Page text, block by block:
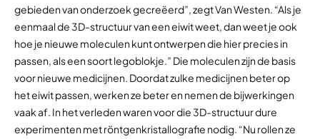
gebieden van onderzoek gecreëerd”, zegt Van Westen. “Als je
eenmaal de 3D-structuur van een eiwit weet, dan weet je ook
hoe je nieuwe moleculen kunt ontwerpen die hier precies in
passen, als een soort legoblokje.” Die moleculen zijn de basis
voor nieuwe medicijnen. Doordat zulke medicijnen beter op
het eiwit passen, werken ze beter en nemen de bijwerkingen
vaak af. In het verleden waren voor die 3D-structuur dure
experimenten met röntgenkristallografie nodig. “Nu rollen ze